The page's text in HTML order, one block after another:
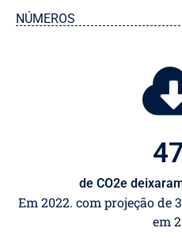
NÚMEROS
de CO2e
Em 2022. com projeção de
em